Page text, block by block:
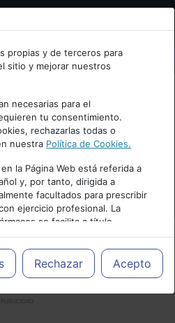
email.
Cancelar
propias y de terceros para
sitio y mejorar nuestros
necesarias para el
tu consentimiento.
rechazarlas todas o
nuestra Política de Cookies.
la Página Web está referida a
y, por tanto, dirigida a
facultados para prescribir
ejercicio profesional. La
se facilita a título
responsabilidad de los
medicamentos y decidir, en
más adecuado a las
Rechazar Acepto